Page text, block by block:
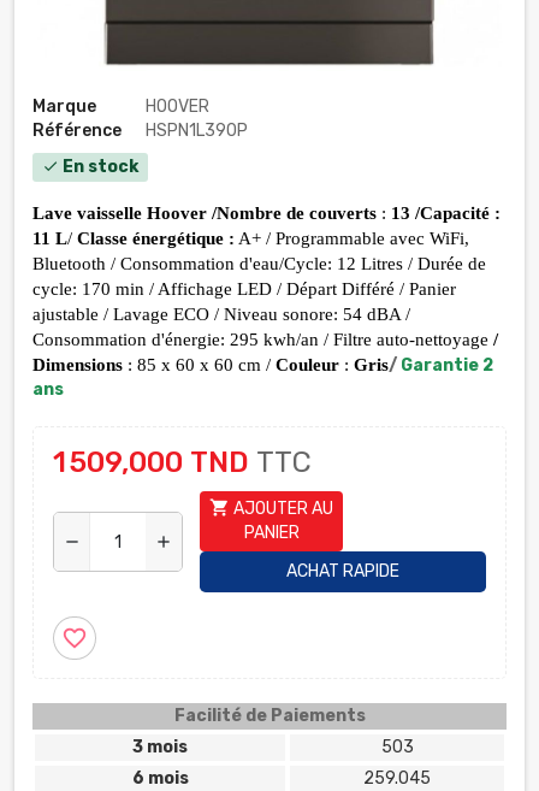
Marque
HOOVER
Référence
HSPN1L390P
check En stock
Lave vaisselle Hoover /Nombre de couverts : 13 /Capacité :
11 L/ Classe énergétique : A+ / Programmable avec WiFi,
Bluetooth / Consommation d'eau/Cycle: 12 Litres / Durée de
cycle: 170 min / Affichage LED / Départ Différé / Panier
ajustable / Lavage ECO / Niveau sonore: 54 dBA /
Consommation d'énergie: 295 kwh/an / Filtre auto-nettoyage /
Dimensions : 85 x 60 x 60 cm / Couleur : Gris/ Garantie 2
ans
1 509,000 TND TTC
remove add
shopping_cart AJOUTER AU
PANIER
ACHAT RAPIDE
favorite_border
Facilité de Paiements
3 mois
503
6 mois
259.045